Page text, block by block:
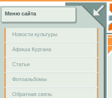
Меню сайта
Новости культуры
Афиша Кургана
Cтатьи
Фотоальбомы
Обратная связь